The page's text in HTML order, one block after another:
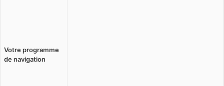
Votre programme
de navigation